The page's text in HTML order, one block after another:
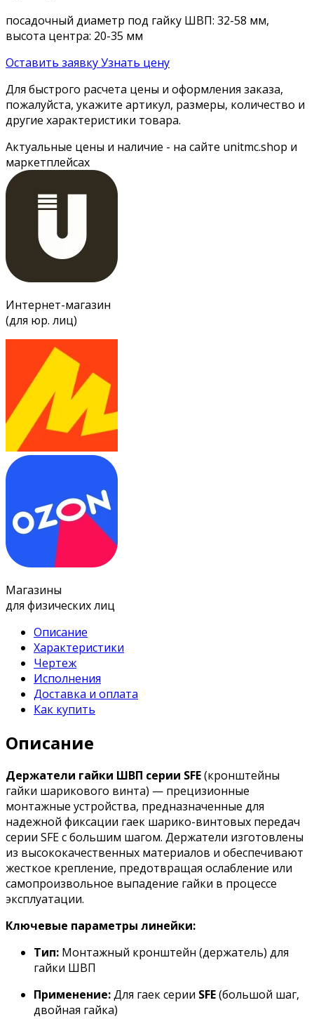
посадочный диаметр под гайку ШВП: 32-58 мм,
высота центра: 20-35 мм
Оставить заявкуУзнать цену
Для быстрого расчета цены и оформления заказа,
пожалуйста, укажите артикул, размеры, количество и
другие характеристики товара.
Актуальные цены и наличие - на сайте unitmc.shop и
маркетплейсах
Интернет-магазин
(для юр. лиц)
Магазины
для физических лиц
Описание
Характеристики
Чертеж
Исполнения
Доставка и оплата
Как купить
Описание
Держатели гайки ШВП серии SFE(кронштейны
гайки шарикового винта) — прецизионные
монтажные устройства, предназначенные для
надежной фиксации гаек шарико-винтовых передач
серии SFE с большим шагом. Держатели изготовлены
из высококачественных материалов и обеспечивают
жесткое крепление, предотвращая ослабление или
самопроизвольное выпадение гайки в процессе
эксплуатации.
Ключевые параметры линейки:
Тип: Монтажный кронштейн (держатель) для
гайки ШВП
Применение:Для гаек серии SFE(большой шаг,
двойная гайка)